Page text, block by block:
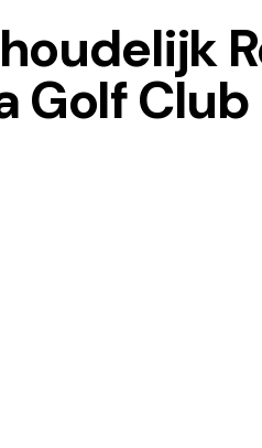
Golf Club